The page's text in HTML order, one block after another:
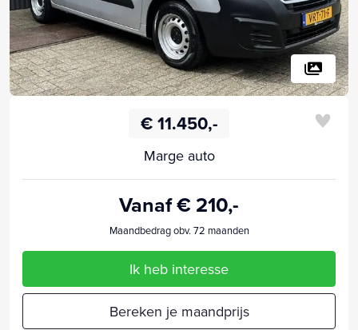
€ 11.450,-
Marge auto
Vanaf € 210,-
Maandbedrag obv. 72 maanden
Ik heb interesse
Bereken je maandprijs